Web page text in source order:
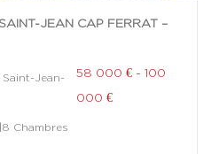
JEAN CAP FERRAT –
Jean-
58 000 € - 100
000 €
|8 Chambres